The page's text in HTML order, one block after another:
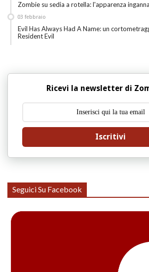
Zombie su sedia a rotella: l'apparenza inganna
Evil Has Always Had A Name: un
Resident Evil
03 febbraio
Ricevi la newsletter di
Iscritivi
Seguici Su Facebook